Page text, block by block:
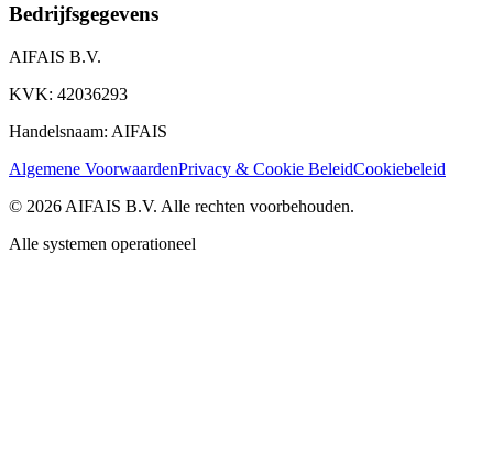
Bedrijfsgegevens
AIFAIS B.V.
KVK: 42036293
Handelsnaam: AIFAIS
Algemene VoorwaardenPrivacy & Cookie BeleidCookiebeleid
© 2026 AIFAIS B.V. Alle rechten voorbehouden.
Alle systemen operationeel